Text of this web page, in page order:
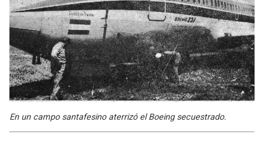
En un campo santafesino aterrizó el Boeing secuestrado.